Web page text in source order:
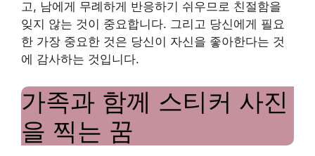
고, 남에게 무례하게 반응하기 쉬우므로 친절함을
잊지 않는 것이 중요합니다. 그리고 당신에게 필요
한 가장 중요한 것은 당신이 자신을 좋아한다는 것
에 감사하는 것입니다.
가족과 함께 스티커 사진
을 찍는 꿈